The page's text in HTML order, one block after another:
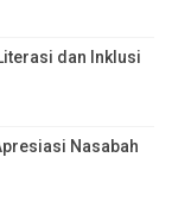
dan Inklusi
Nasabah